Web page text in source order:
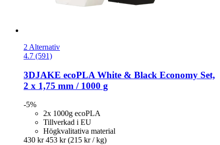
2 Alternativ
4.7 (591)
3DJAKE ecoPLA White & Black Economy Set,
2 x 1,75 mm / 1000 g
-5%
2x 1000g ecoPLA
Tillverkad i EU
Högkvalitativa material
430 kr 453 kr (215 kr / kg)